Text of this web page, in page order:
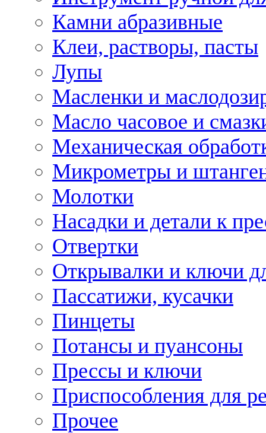
Камни абразивные
Клеи, растворы, пасты
Лупы
Масленки и
Масло часовое и
Механическая
Микрометры и
Молотки
Насадки и детали к
Отвертки
Открывалки и ключи
Пассатижи, кусачки
Пинцеты
Потансы и пуансоны
Прессы и ключи
Приспособления для
Прочее